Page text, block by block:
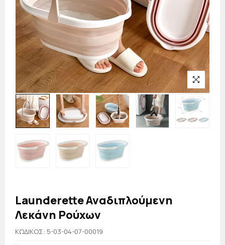
Launderette Αναδιπλούμενη
Λεκάνη Ρούχων
KΩΔΙΚΟΣ: 5-03-04-07-00019